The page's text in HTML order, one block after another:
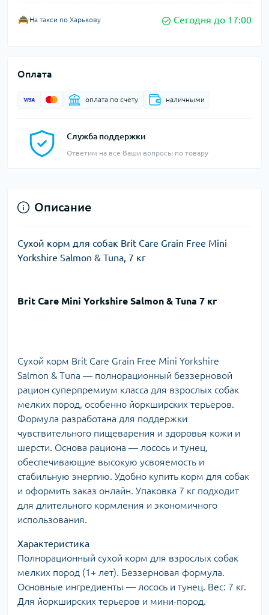
На такси по Харькову Сегодня до 17:00
Оплата
оплата по счету наличными
Служба поддержки
Ответим на все Ваши вопросы по товару
Описание
Сухой корм для собак Brit Care Grain Free Mini
Yorkshire Salmon & Tuna, 7 кг
Brit Care Mini Yorkshire Salmon & Tuna 7 кг
Сухой корм Brit Care Grain Free Mini Yorkshire
Salmon & Tuna — полнорационный беззерновой
рацион суперпремиум класса для взрослых собак
мелких пород, особенно йоркширских терьеров.
Формула разработана для поддержки
чувствительного пищеварения и здоровья кожи и
шерсти. Основа рациона — лосось и тунец,
обеспечивающие высокую усвояемость и
стабильную энергию. Удобно купить корм для собак
и оформить заказ онлайн. Упаковка 7 кг подходит
для длительного кормления и экономичного
использования.
Характеристика
Полнорационный сухой корм для взрослых собак
мелких пород (1+ лет). Беззерновая формула.
Основные ингредиенты — лосось и тунец. Вес: 7 кг.
Для йоркширских терьеров и мини-пород.